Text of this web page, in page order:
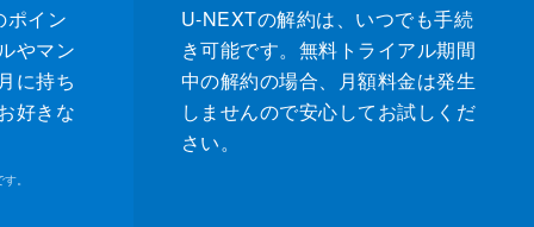
ポイン
やマン
に持ち
好きな
。
U-NEXTの解約は、いつでも手続
き可能です。無料トライアル期間
中の解約の場合、月額料金は発生
しませんので安心してお試しくだ
さい。